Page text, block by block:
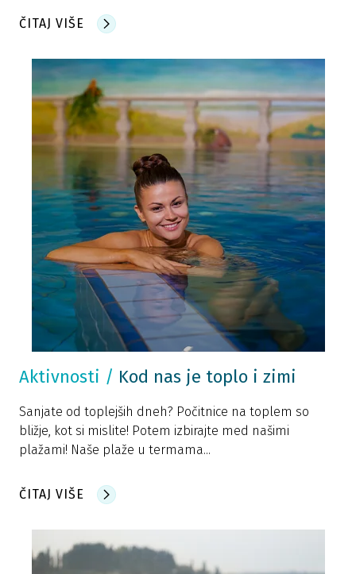
ČITAJ VIŠE
Aktivnosti / Kod nas je toplo i zimi
Sanjate od toplejših dneh? Počitnice na toplem so
bližje, kot si mislite! Potem izbirajte med našimi
plažami! Naše plaže u termama...
ČITAJ VIŠE